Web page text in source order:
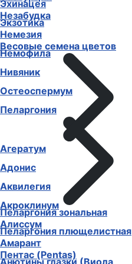
Незабудка
Немезия
Немофила
Нивяник
Остеоспермум
Пеларгония
Пеларгония зональная
Пеларгония плющелистная
Пентас (Pentas)
Эхинацея
Экзотика
Весовые семена цветов
Агератум
Адонис
Аквилегия
Акроклинум
Алиссум
Амарант
Анютины глазки (Виола